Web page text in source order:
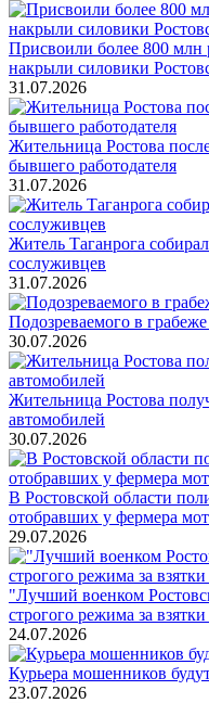
Присвоили более 800
накрыли силовики
31.07.2026
Жительница Ростова
бывшего работодателя
31.07.2026
Житель Таганрога
сослуживцев
31.07.2026
Подозреваемого в
30.07.2026
Жительница Ростова
автомобилей
30.07.2026
В Ростовской области
отобравших у фермера
29.07.2026
"Лучший военком
строгого режима за
24.07.2026
Курьера мошенников
23.07.2026